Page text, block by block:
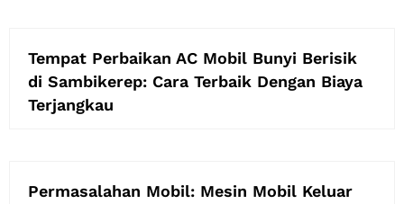
Tempat Perbaikan AC Mobil Bunyi Berisik
di Sambikerep: Cara Terbaik Dengan Biaya
Terjangkau
Permasalahan Mobil: Mesin Mobil Keluar